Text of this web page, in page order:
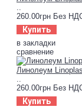
260.00грн Без
Купить
в закладки
сравнение
Линолеум
260.00грн Без
Купить